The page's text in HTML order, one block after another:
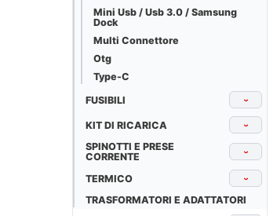
Mini Usb / Usb 3.0 / Samsung
Dock
Multi Connettore
Otg
Type-C
FUSIBILI
›
KIT DI RICARICA ›
SPINOTTI E PRESE
CORRENTE
›
TERMICO ›
TRASFORMATORI E ADATTATORI